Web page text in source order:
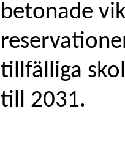
betonade
tillfälliga
till 2031.